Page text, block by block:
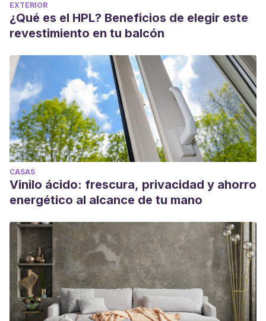
EXTERIOR
¿Qué es el HPL? Beneficios de elegir este
revestimiento en tu balcón
CASAS
Vinilo ácido: frescura, privacidad y ahorro
energético al alcance de tu mano